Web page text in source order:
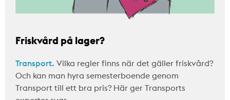
Friskvård på lager?
Transport. Vilka regler finns när det gäller friskvård?
Och kan man hyra semesterboende genom
Transport till ett bra pris? Här ger Transports